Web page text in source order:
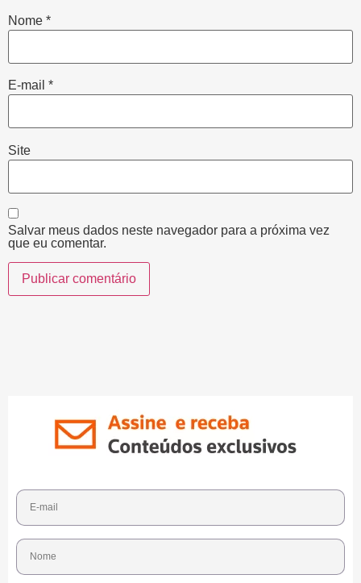
Nome *
E-mail *
Site
Salvar meus dados neste navegador para a próxima vez
que eu comentar.